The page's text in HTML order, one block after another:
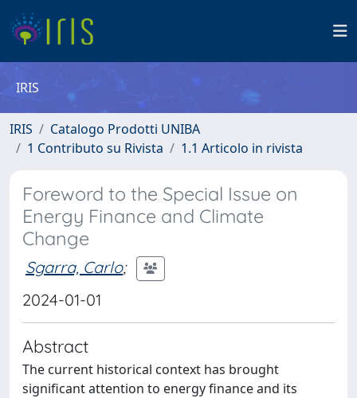
IRIS
IRIS
Catalogo Prodotti UNIBA
1 Contributo su Rivista
1.1 Articolo in rivista
Foreword to the Special Issue on
Energy Finance and Climate
Change
Sgarra, Carlo;
2024-01-01
Abstract
The current historical context has brought
significant attention to energy finance and its